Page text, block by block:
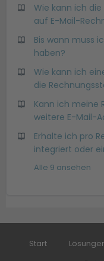
Wie kann ich
auf E-Mail-
Bis wann muss
haben?
Wie kann ich
die
Kann ich meine
weitere E-Mail-
Erhalte ich pro
integriert oder
Alle 9 ansehen
Start